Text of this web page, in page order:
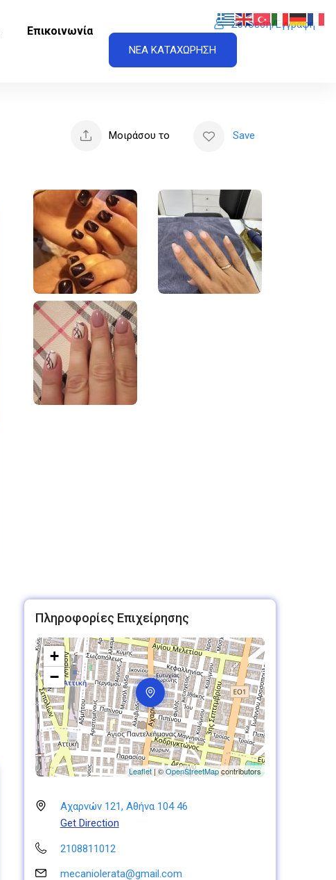
Επικοινωνία
Σύνδεση/Εγγραφή
ΝΕΑ ΚΑΤΑΧΩΡΗΣΗ
Μοιράσου το Save
Πληροφορίες Επιχείρησης
+
−
Leaflet| ©OpenStreetMapcontributors
Αχαρνών 121, Αθήνα 104 46
Get Direction
2108811012
mecaniolerata@gmail.com